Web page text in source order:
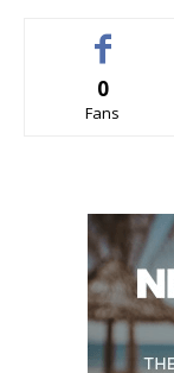
0
Fans